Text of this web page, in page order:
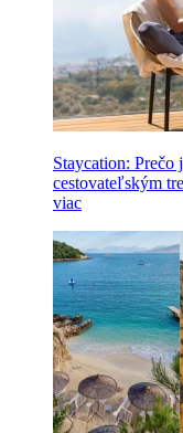
Staycation: Prečo
cestovateľským
viac